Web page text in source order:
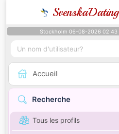
SvenskaDating
Stockholm 06-08-2026 02:43
Accueil
Recherche
Tous les profils